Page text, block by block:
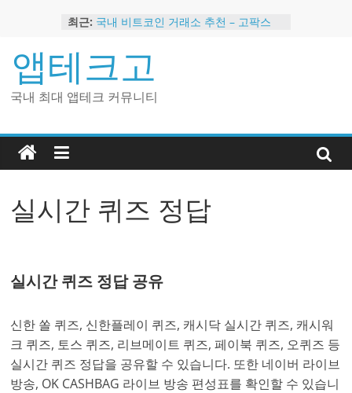
content
최근: 국내 비트코인 거래소 추천 – 고팍스
트
2024 강력히 추천하는 은행 멤버십 현
금 앱테크
해외 코인 거래소 추천 순위 BEST 2
앱테크고
국내 최대 앱테크 커뮤니티
실시간 퀴즈 정답
실시간 퀴즈 정답 공유
신한 쏠 퀴즈, 신한플레이 퀴즈, 캐시닥 실시간 퀴즈, 캐시워
크 퀴즈, 토스 퀴즈, 리브메이트 퀴즈, 페이북 퀴즈, 오퀴즈 등
실시간 퀴즈 정답을 공유할 수 있습니다. 또한 네이버 라이브
방송, OK CASHBAG 라이브 방송 편성표를 확인할 수 있습니